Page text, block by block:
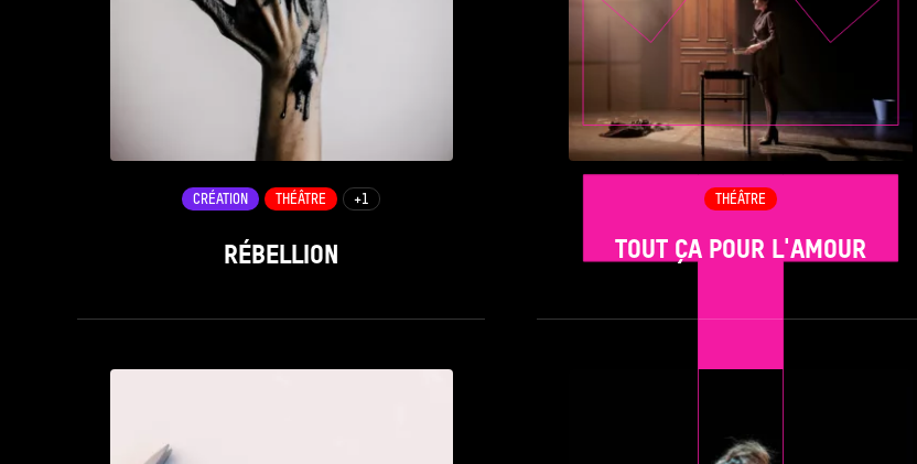
RÉBELLION
CRÉATION THÉÂTRE +1
TOUT ÇA POUR L'AMOUR
THÉÂTRE